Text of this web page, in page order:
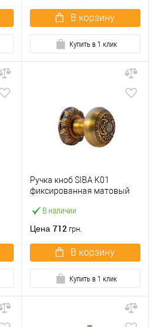
В корзину
Купить в 1 клик
В наличии
Ручка кноб SIBA K01
фиксированная матовый
Цена 712 грн.
В корзину
Купить в 1 клик